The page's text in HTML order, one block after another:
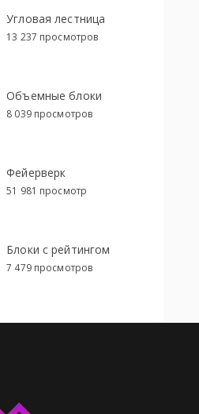
Угловая лестница
13 237 просмотров
Объемные блоки
8 039 просмотров
Фейерверк
51 981 просмотр
Блоки с рейтингом
7 479 просмотров